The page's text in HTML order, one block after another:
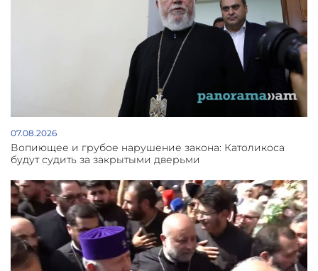
07.08.2026
Вопиющее и грубое нарушение закона: Католикоса
будут судить за закрытыми дверьми